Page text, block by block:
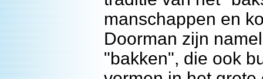
manschappen en
Doorman zijn
"bakken", die ook